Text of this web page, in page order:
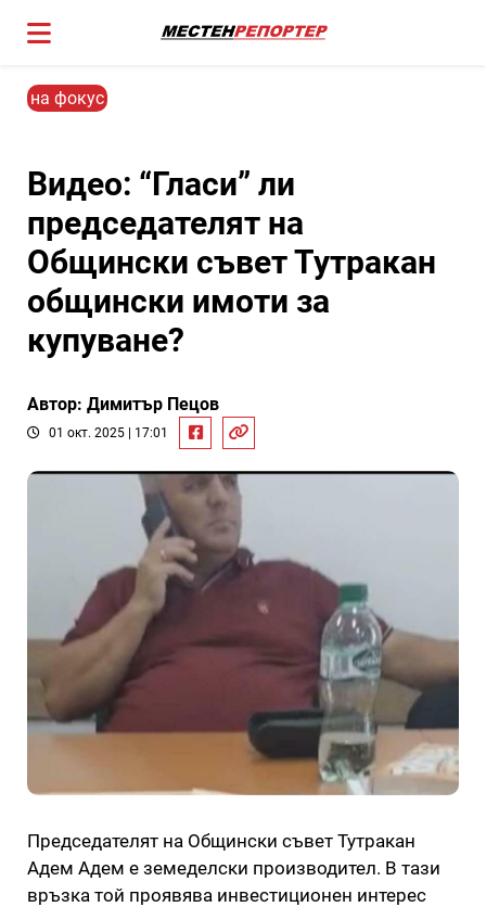
на фокус
Видео: “Гласи” ли
председателят на
Общински съвет Тутракан
общински имоти за
купуване?
Автор: Димитър Пецов
01 окт. 2025 | 17:01
Председателят на Общински съвет Тутракан
Адем Адем е земеделски производител. В тази
връзка той проявява инвестиционен интерес